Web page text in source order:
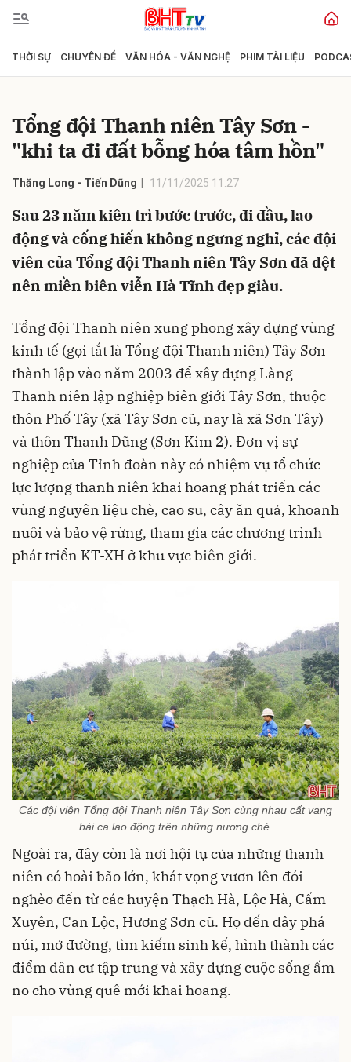
THỜI SỰ CHUYÊN ĐỀ VĂN HÓA - VĂN NGHỆ PHIM TÀI LIỆU
Tổng đội Thanh niên Tây Sơn -
"khi ta đi đất bỗng hóa tâm hồn"
Thăng Long - Tiến Dũng 11/11/2025 11:27
Sau 23 năm kiên trì bước trước, đi đầu, lao
động và cống hiến không ngưng nghỉ, các đội
viên của Tổng đội Thanh niên Tây Sơn đã dệt
nên miền biên viễn Hà Tĩnh đẹp giàu.
Tổng đội Thanh niên xung phong xây dựng vùng
kinh tế (gọi tắt là Tổng đội Thanh niên) Tây Sơn
thành lập vào năm 2003 để xây dựng Làng
Thanh niên lập nghiệp biên giới Tây Sơn, thuộc
thôn Phố Tây (xã Tây Sơn cũ, nay là xã Sơn Tây)
và thôn Thanh Dũng (Sơn Kim 2). Đơn vị sự
nghiệp của Tỉnh đoàn này có nhiệm vụ tổ chức
lực lượng thanh niên khai hoang phát triển các
vùng nguyên liệu chè, cao su, cây ăn quả, khoanh
nuôi và bảo vệ rừng, tham gia các chương trình
phát triển KT-XH ở khu vực biên giới.
Các đội viên Tổng đội Thanh niên Tây Sơn cùng nhau cất vang
bài ca lao động trên những nương chè.
Ngoài ra, đây còn là nơi hội tụ của những thanh
niên có hoài bão lớn, khát vọng vươn lên đói
nghèo đến từ các huyện Thạch Hà, Lộc Hà, Cẩm
Xuyên, Can Lộc, Hương Sơn cũ. Họ đến đây phá
núi, mở đường, tìm kiếm sinh kế, hình thành các
điểm dân cư tập trung và xây dựng cuộc sống ấm
no cho vùng quê mới khai hoang.
Gửi bình luận
Hủy Gửi